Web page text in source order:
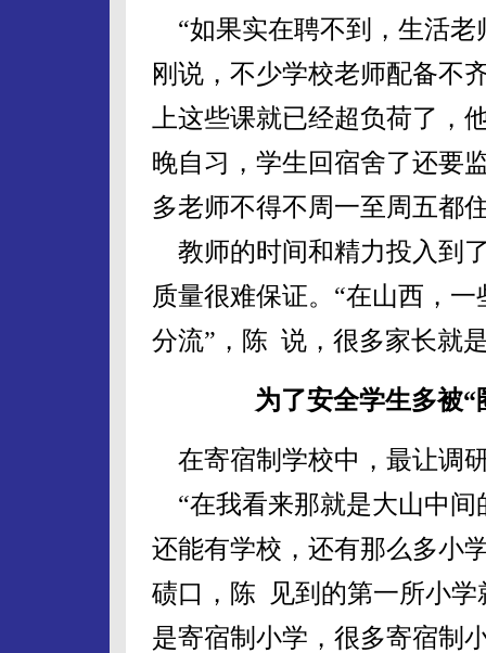
“如果实在聘不到，生活老
刚说，不少学校老师配备不
上这些课就已经超负荷了，
晚自习，学生回宿舍了还要
多老师不得不周一至周五都
教师的时间和精力投入到
质量很难保证。“在山西，
分流”，陈 说，很多家长就
为了安全学生多被
在寄宿制学校中，最让调
“在我看来那就是大山中间
还能有学校，还有那么多小
碛口，陈 见到的第一所小
是寄宿制小学，很多寄宿制